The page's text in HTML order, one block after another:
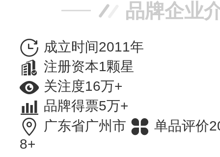
品牌企业
成立时间2011年
注册资本1颗星
关注度16万+
品牌得票5万+
广东省广州市
单品评价
8+